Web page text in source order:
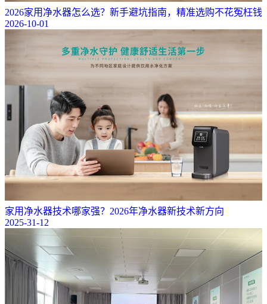
2026家用净水器怎么选？新手避坑指南，精准选购不花冤枉钱
2026-10-01
家用净水器技术哪家强？2026年净水器新技术新方向
2025-31-12